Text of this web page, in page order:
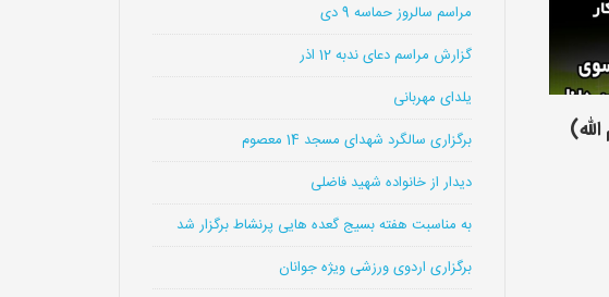
مراسم سالروز حماسه 9 دی
گزارش مراسم دعای ندبه 12 اذر
یلدای مهربانی
برگزاری سالگرد شهدای مسجد 14 معصوم
دیدار از خانواده شهید فاضلی
به مناسبت هفته بسیج گعده هایی پرنشاط برگزار شد
برگزاری اردوی ورزشی ویژه جوانان